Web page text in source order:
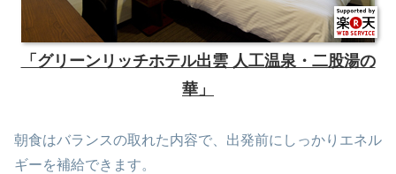
「グリーンリッチホテル出雲 人工温泉・二股湯の
華」
朝食はバランスの取れた内容で、出発前にしっかりエネル
ギーを補給できます。